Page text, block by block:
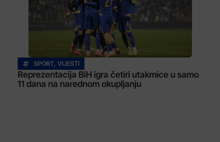
SPORT, VIJESTI
Reprezentacija BiH igra četiri utakmice u samo
11 dana na narednom okupljanju